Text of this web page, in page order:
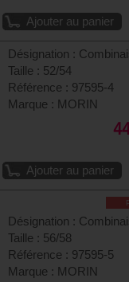
Ajouter au panier
Désignation :
Taille : 52/54
Référence : 97595-4
Marque : MORIN
Ajouter au panier
Désignation :
Taille : 56/58
Référence : 97595-5
Marque : MORIN